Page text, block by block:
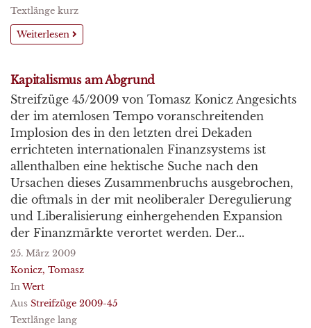
Textlänge kurz
Weiterlesen
Kapitalismus am Abgrund
Streifzüge 45/2009 von Tomasz Konicz Angesichts
der im atemlosen Tempo voranschreitenden
Implosion des in den letzten drei Dekaden
errichteten internationalen Finanzsystems ist
allenthalben eine hektische Suche nach den
Ursachen dieses Zusammenbruchs ausgebrochen,
die oftmals in der mit neoliberaler Deregulierung
und Liberalisierung einhergehenden Expansion
der Finanzmärkte verortet werden. Der...
25. März 2009
Konicz, Tomasz
InWert
Aus Streifzüge 2009-45
Textlänge lang